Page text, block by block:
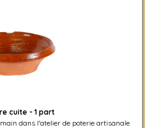
cuite - 1 part
dans l'atelier de poterie artisanale